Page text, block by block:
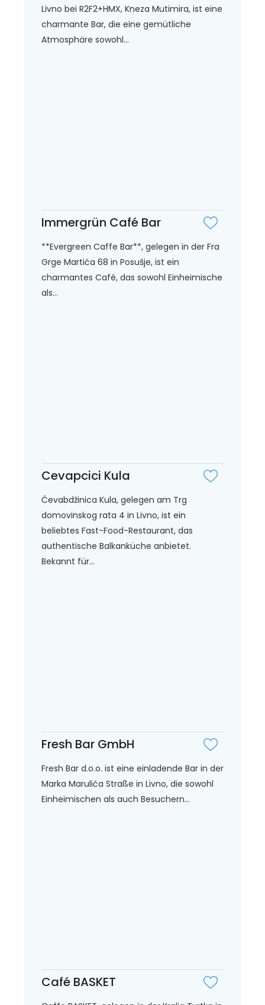
Livno bei R2F2+HMX, Kneza Mutimira, ist eine
charmante Bar, die eine gemütliche
Atmosphäre sowohl...
Immergrün Café Bar
**Evergreen Caffe Bar**, gelegen in der Fra
Grge Martića 68 in Posušje, ist ein
charmantes Café, das sowohl Einheimische
als...
Cevapcici Kula
Ćevabdžinica Kula, gelegen am Trg
domovinskog rata 4 in Livno, ist ein
beliebtes Fast-Food-Restaurant, das
authentische Balkanküche anbietet.
Bekannt für...
Fresh Bar GmbH
Fresh Bar d.o.o. ist eine einladende Bar in der
Marka Marulića Straße in Livno, die sowohl
Einheimischen als auch Besuchern...
Café BASKET